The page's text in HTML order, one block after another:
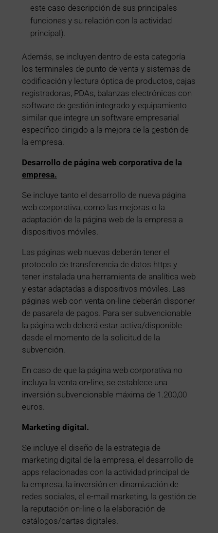
este caso descripción de sus principales
funciones y su relación con la actividad
principal).
Además, se incluyen dentro de esta categoría
los terminales de punto de venta y sistemas de
codificación y lectura óptica de productos, cajas
registradoras, PDAs, balanzas electrónicas con
software de gestión integrado y equipamiento
similar que integre un software empresarial
específico dirigido a la mejora de la gestión de
la empresa.
Desarrollo de página web corporativa de la
empresa.
Se incluye tanto el desarrollo de nueva página
web corporativa, como las mejoras o la
adaptación de la página web de la empresa a
dispositivos móviles.
Las páginas web nuevas deberán tener el
protocolo de transferencia de datos https y
tener instalada una herramienta de analítica web
y estar adaptadas a dispositivos móviles. Las
páginas web con venta on-line deberán disponer
de pasarela de pagos. Para ser subvencionable
la página web deberá estar activa/disponible
desde el momento de la solicitud de la
subvención.
En caso de que la página web corporativa no
incluya la venta on-line, se establece una
inversión subvencionable máxima de 1.200,00
euros.
Marketing digital.
Se incluye el diseño de la estrategia de
marketing digital de la empresa, el desarrollo de
apps relacionadas con la actividad principal de
la empresa, la inversión en dinamización de
redes sociales, el e-mail marketing, la gestión de
la reputación on-line o la elaboración de
catálogos/cartas digitales.